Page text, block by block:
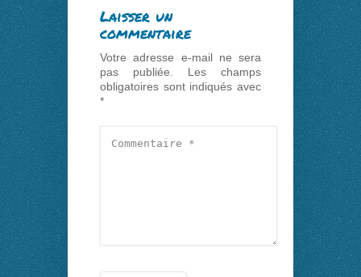
Laisser un
commentaire
Votre adresse e-mail ne sera
pas publiée.
Les champs
obligatoires sont indiqués avec
*